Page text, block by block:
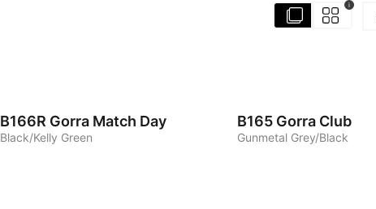
i
B166R Gorra Match Day
Black/Kelly Green
B165 Gorra Club
Gunmetal Grey/Black